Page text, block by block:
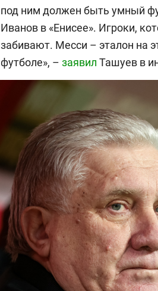
под ним должен быть умный
Иванов в «Енисее». Игроки,
забивают. Месси – эталон на
футболе», – заявил Ташуев в